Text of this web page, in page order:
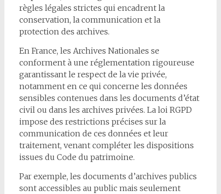
règles légales strictes qui encadrent la
conservation, la communication et la
protection des archives.
En France, les Archives Nationales se
conforment à une réglementation rigoureuse
garantissant le respect de la vie privée,
notamment en ce qui concerne les données
sensibles contenues dans les documents d’état
civil ou dans les archives privées. La loi RGPD
impose des restrictions précises sur la
communication de ces données et leur
traitement, venant compléter les dispositions
issues du Code du patrimoine.
Par exemple, les documents d’archives publics
sont accessibles au public mais seulement